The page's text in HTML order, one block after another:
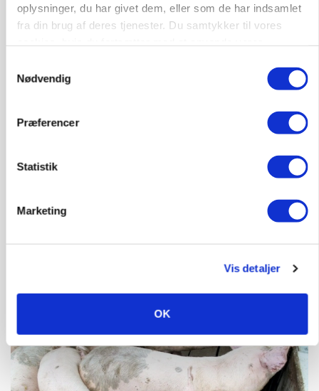
oplysninger, du har givet dem, eller som de har indsamlet
fra din brug af deres tjenester. Du samtykker til vores
Nødvendig
Præferencer
Statistik
Marketing
Vis detaljer
OK
Annonce
Forserie til selvkørende skårlægger afprøves i år
ARRANGEMENT
Markvandring sætter fokus på elefantgræs